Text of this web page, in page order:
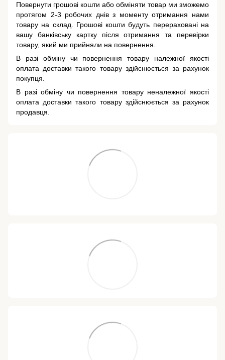
Повернути грошові кошти або обміняти товар ми зможемо
протягом 2-3 робочих днів з моменту отримання нами
товару на склад. Грошові кошти будуть перераховані на
вашу банківську картку після отримання та перевірки
товару, який ми прийняли на повернення.
В разі обміну чи повернення товару належної якості
оплата доставки такого товару здійснюється за рахунок
покупця.
В разі обміну чи повернення товару неналежної якості
оплата доставки такого товару здійснюється за рахунок
продавця.